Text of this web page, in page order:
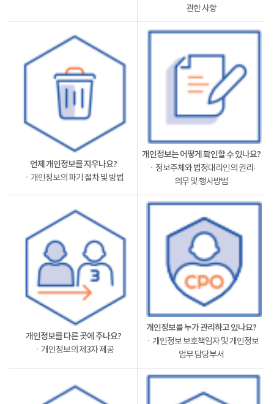
관한 사항
언제 개인정보를 지우나요?
ㆍ개인정보의 파기 절차 및 방법
개인정보는 어떻게 확인할 수 있나요?
ㆍ정보주체와 법정대리인의 권리·
의무 및 행사방법
개인정보를 다른 곳에 주나요?
ㆍ개인정보의 제3자 제공
개인정보를 누가 관리하고 있나요?
ㆍ개인정보 보호책임자 및 개인정보
업무 담당부서